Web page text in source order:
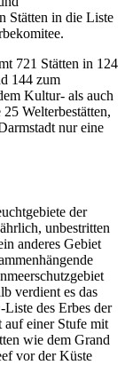
Stätten in die Liste
721 Stätten in 124
144 zum
Kultur- als auch
Welterbestätten,
nur eine
der
unbestritten
anderes Gebiet
verdient es das
des Erbes der
auf einer Stufe mit
wie dem Grand
vor der Küste